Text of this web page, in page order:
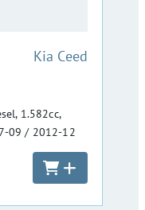
:Kia Ceed
1.582cc,
09 / 2012-12